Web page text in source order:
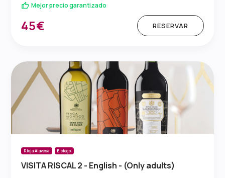
Mejor precio garantizado
45€ RESERVAR
Rioja Alavesa Elciego
VISITA RISCAL 2 - English - (Only adults)